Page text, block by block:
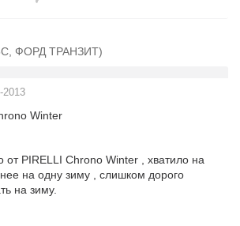
ФОРД ТРАНЗИТ)
2013
Winter
PIRELLI Chrono Winter , хватило на
на одну зиму , слишком дорого
на зиму.